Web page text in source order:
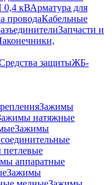
0,4 кВАрматура для
проводаКабельные
Запчасти и
защитыЖБ-
Зажимы
натяжные
Зажимы
аппаратные
Зажимы